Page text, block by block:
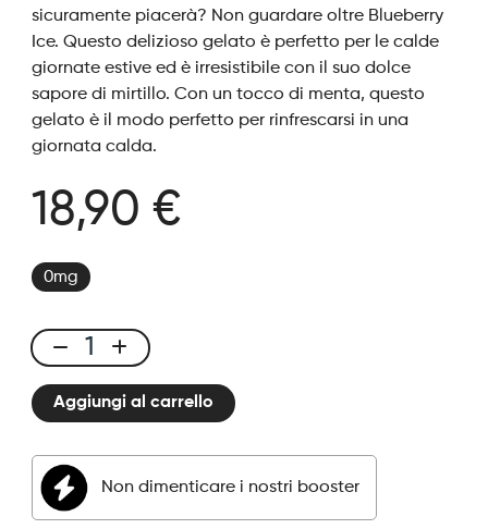
sicuramente piacerà? Non guardare oltre Blueberry
Ice. Questo delizioso gelato è perfetto per le calde
giornate estive ed è irresistibile con il suo dolce
sapore di mirtillo. Con un tocco di menta, questo
gelato è il modo perfetto per rinfrescarsi in una
giornata calda.
18,90 €
0mg
E-
liquid
50ml
Ice
quantità
Aggiungi al carrello
Non dimenticare i nostri booster